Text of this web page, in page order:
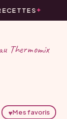
Thermomix
♥Mes favoris